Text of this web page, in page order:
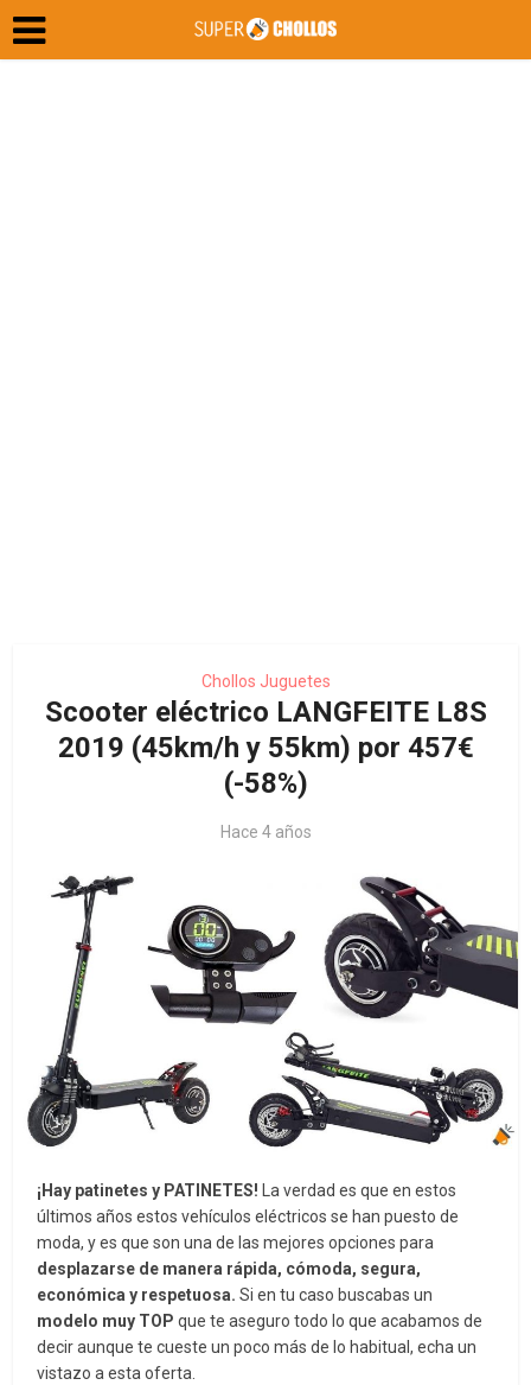
Chollos Juguetes
Scooter eléctrico LANGFEITE L8S
2019 (45km/h y 55km) por 457€
(-58%)
Hace 4 años
¡Hay patinetes y PATINETES!La verdad es que en estos
últimos años estos vehículos eléctricos se han puesto de
moda, y es que son una de las mejores opciones para
desplazarse de manera rápida, cómoda, segura,
económica y respetuosa.Si en tu caso buscabas un
modelo muy TOP que te aseguro todo lo que acabamos de
decir aunque te cueste un poco más de lo habitual, echa un
vistazo a esta oferta.